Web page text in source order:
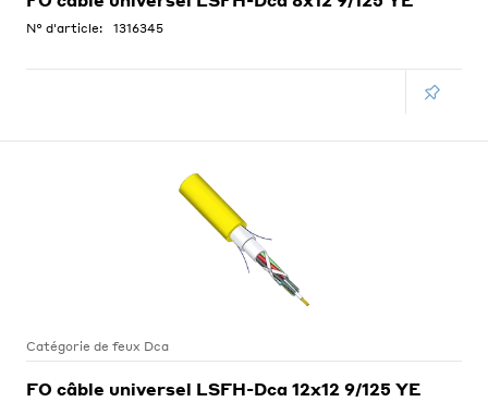
N° d'article: 1316345
Catégorie de feux Dca
FO câble universel LSFH-Dca 12x12 9/125 YE